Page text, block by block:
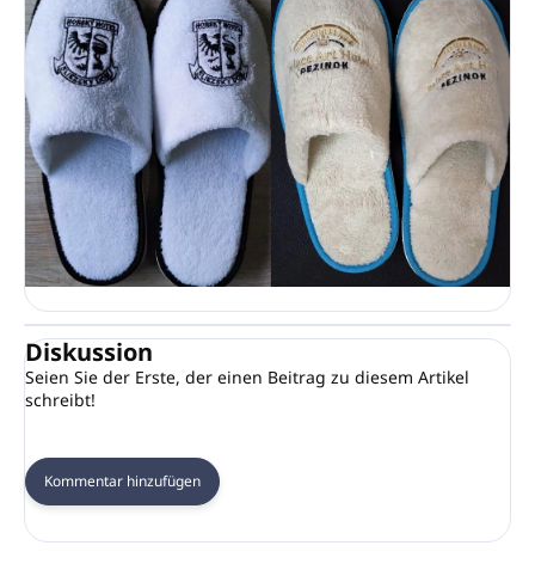
Diskussion
Seien Sie der Erste, der einen Beitrag zu diesem Artikel
schreibt!
Kommentar hinzufügen